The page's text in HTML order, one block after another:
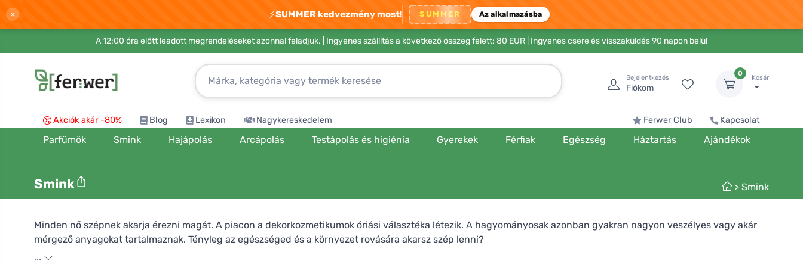
× ⚡SUMMER kedvezmény most! SUMMER Az alkalmazásba
A 12:00 óra előtt leadott megrendeléseket azonnal feladjuk. | Ingyenes szállítás a következő összeg felett: 80 EUR | Ingyenes csere és visszaküldés 90 napon belül
Bejelentkezés
Fiókom
0
Kosár
Akciók akár -80% Blog Lexikon Nagykereskedelem Ferwer Club Kapcsolat
Parfümök Smink Hajápolás Arcápolás Testápolás és higiénia Gyerekek Férfiak Egészség Háztartás Ajándékok
> Smink
Smink
Minden nő szépnek akarja érezni magát. A piacon a dekorkozmetikumok óriási választéka létezik. A hagyományosak azonban gyakran nagyon veszélyes vagy akár
mérgező anyagokat tartalmaznak. Tényleg az egészséged és a környezet rovására akarsz szép lenni?
...